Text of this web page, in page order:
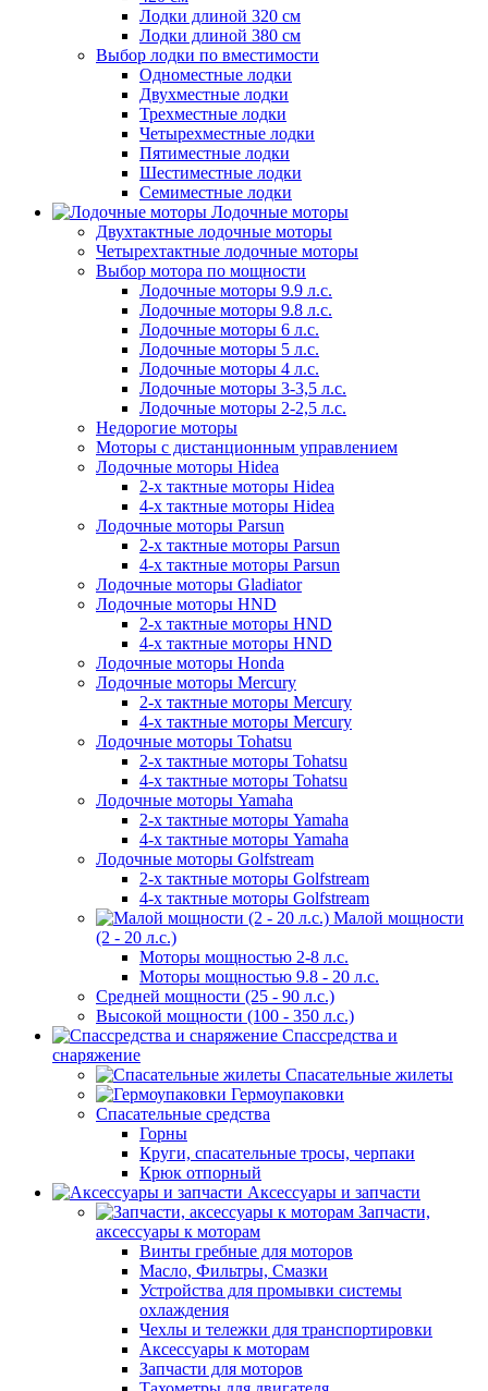
Лодки длиной 320 см
Лодки длиной 380 см
Выбор лодки по вместимости
Одноместные лодки
Двухместные лодки
Трехместные лодки
Четырехместные лодки
Пятиместные лодки
Шестиместные лодки
Семиместные лодки
Лодочные моторы
Двухтактные лодочные моторы
Четырехтактные лодочные моторы
Выбор мотора по мощности
Лодочные моторы 9.9 л.с.
Лодочные моторы 9.8 л.с.
Лодочные моторы 6 л.с.
Лодочные моторы 5 л.с.
Лодочные моторы 4 л.с.
Лодочные моторы 3-3,5 л.с.
Лодочные моторы 2-2,5 л.с.
Недорогие моторы
Моторы с дистанционным управлением
Лодочные моторы Hidea
2-х тактные моторы Hidea
4-х тактные моторы Hidea
Лодочные моторы Parsun
2-х тактные моторы Parsun
4-х тактные моторы Parsun
Лодочные моторы Gladiator
Лодочные моторы HND
2-х тактные моторы HND
4-х тактные моторы HND
Лодочные моторы Honda
Лодочные моторы Mercury
2-х тактные моторы Mercury
4-х тактные моторы Mercury
Лодочные моторы Tohatsu
2-х тактные моторы Tohatsu
4-х тактные моторы Tohatsu
Лодочные моторы Yamaha
2-х тактные моторы Yamaha
4-х тактные моторы Yamaha
Лодочные моторы Golfstream
2-х тактные моторы Golfstream
4-х тактные моторы Golfstream
Малой мощности
(2 - 20 л.с.)
Моторы мощностью 2-8 л.с.
Моторы мощностью 9.8 - 20 л.с.
Средней мощности (25 - 90 л.с.)
Высокой мощности (100 - 350 л.с.)
Спассредства и
снаряжение
Спасательные жилеты
Гермоупаковки
Спасательные средства
Горны
Круги, спасательные тросы, черпаки
Крюк отпорный
Аксессуары и запчасти
Запчасти,
аксессуары к моторам
Винты гребные для моторов
Масло, Фильтры, Смазки
Устройства для промывки системы
охлаждения
Чехлы и тележки для транспортировки
Аксессуары к моторам
Запчасти для моторов